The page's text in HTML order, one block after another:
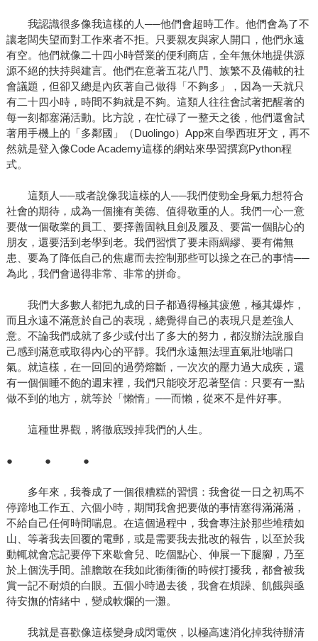
我認識很多像我這樣的人──他們會超時工作。他們會為了不
讓老闆失望而對工作來者不拒。只要親友與家人開口，他們永遠
有空。他們就像二十四小時營業的便利商店，全年無休地提供源
源不絕的扶持與建言。他們在意著五花八門、族繁不及備載的社
會議題，但卻又總是內疚著自己做得「不夠多」，因為一天就只
有二十四小時，時間不夠就是不夠。這類人往往會試著把醒著的
每一刻都塞滿活動。比方說，在忙碌了一整天之後，他們還會試
著用手機上的「多鄰國」（Duolingo）App來自學西班牙文，再不
然就是登入像Code Academy這樣的網站來學習撰寫Python程
式。
這類人──或者說像我這樣的人──我們使勁全身氣力想符合
社會的期待，成為一個擁有美德、值得敬重的人。我們一心一意
要做一個敬業的員工、要擇善固執且劍及履及、要當一個貼心的
朋友，還要活到老學到老。我們習慣了要未雨綢繆、要有備無
患、要為了降低自己的焦慮而去控制那些可以操之在己的事情──
為此，我們會過得非常、非常的拼命。
我們大多數人都把九成的日子都過得極其疲憊，極其爆炸，
而且永遠不滿意於自己的表現，總覺得自己的表現只是差強人
意。不論我們成就了多少或付出了多大的努力，都沒辦法說服自
己感到滿意或取得內心的平靜。我們永遠無法理直氣壯地喘口
氣。就這樣，在一回回的過勞熔斷，一次次的壓力過大成疾，還
有一個個睡不飽的週末裡，我們只能咬牙忍著堅信：只要有一點
做不到的地方，就等於「懶惰」──而懶，從來不是件好事。
這種世界觀，將徹底毀掉我們的人生。
● ● ●
多年來，我養成了一個很糟糕的習慣：我會從一日之初馬不
停蹄地工作五、六個小時，期間我會把要做的事情塞得滿滿滿，
不給自己任何時間喘息。在這個過程中，我會專注於那些堆積如
山、等著我去回覆的電郵，或是需要我去批改的報告，以至於我
動輒就會忘記要停下來歇會兒、吃個點心、伸展一下腿腳，乃至
於上個洗手間。誰膽敢在我如此衝衝衝的時候打擾我，都會被我
賞一記不耐煩的白眼。五個小時過去後，我會在煩躁、飢餓與亟
待安撫的情緒中，變成軟爛的一灘。
我就是喜歡像這樣變身成閃電俠，以極高速消化掉我待辦清